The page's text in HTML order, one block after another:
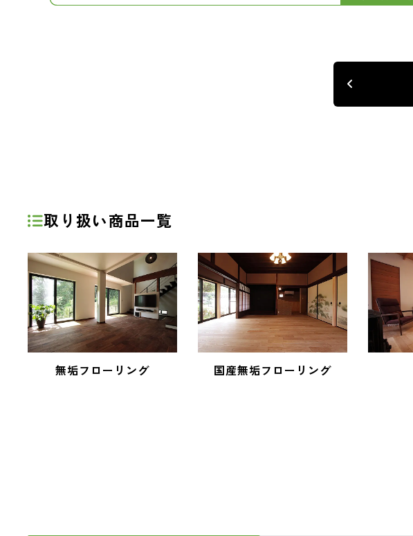
取り扱い商品一覧
無垢フローリング 国産無垢フローリング